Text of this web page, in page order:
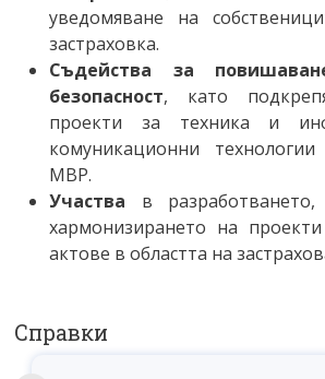
уведомяване на
застраховка.
Съдейства за
безопасност, като
проекти за техника и
комуникационни
МВР.
Участва в
хармонизирането на
актове в областта на
Справки